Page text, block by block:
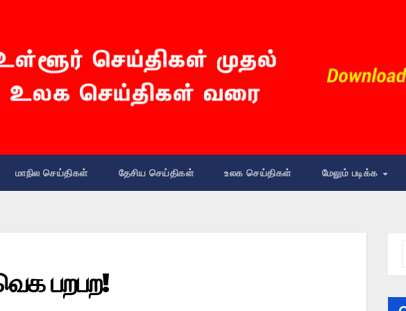
மாநில செய்திகள் தேசிய செய்திகள் உலக செய்திகள் மேலும் படிக்க
பறபற!